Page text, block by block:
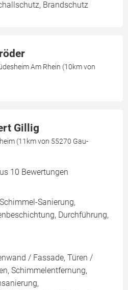
Brandschutz
Am Rhein (10km von
Gillig
(11km von 55270 Gau-
10 Bewertungen
Sanierung,
Durchführung,
/ Fassade, Türen /
Schimmelentfernung,